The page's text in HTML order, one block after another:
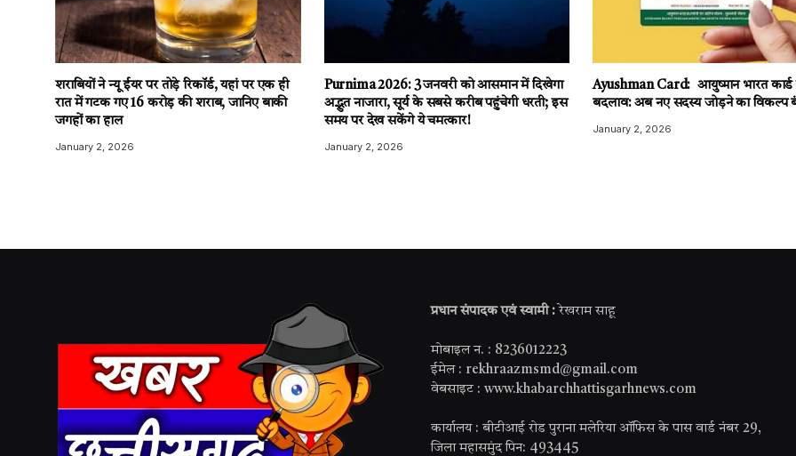
शराबियों ने न्यू ईयर पर तोड़े रिकॉर्ड, यहां पर एक ही
रात में गटक गए 16 करोड़ की शराब, जानिए बाकी
जगहों का हाल
January 2, 2026
Purnima 2026: 3 जनवरी को आसमान में दिखेगा
अद्भुत नाजारा, सूर्य के सबसे करीब पहुंचेगी धरती; इस
समय पर देख सकेंगे ये चमत्कार!
January 2, 2026
Ayushman Card: आयुष्मान भारत कार्ड
बदलाव: अब नए सदस्य जोड़ने का विकल्प
January 2, 2026
प्रधान संपादक एवं स्वामी : रेखराम साहू
मोबाइल न. : 8236012223
ईमेल : rekhraazmsmd@gmail.com
वेबसाइट : www.khabarchhattisgarhnews.com
कार्यालय : बीटीआई रोड पुराना मलेरिया ऑफिस के पास वार्ड नंबर 29,
जिला महासमुंद पिन: 493445